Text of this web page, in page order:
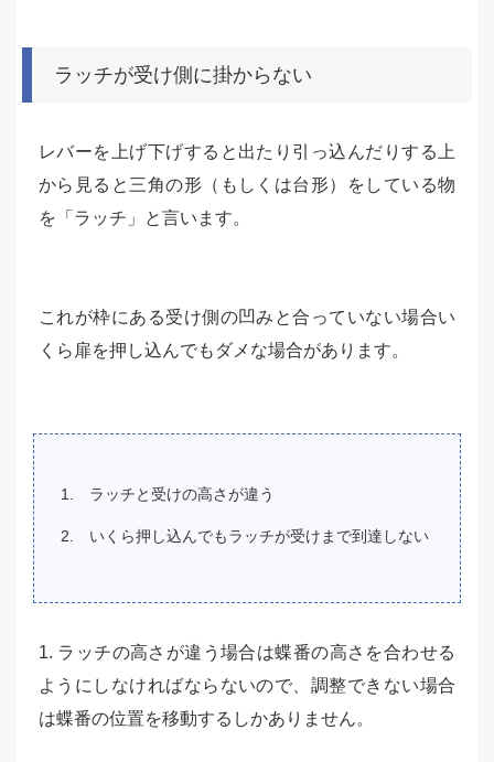
ラッチが受け側に掛からない
レバーを上げ下げすると出たり引っ込んだりする上
から見ると三角の形（もしくは台形）をしている物
を「ラッチ」と言います。
これが枠にある受け側の凹みと合っていない場合い
くら扉を押し込んでもダメな場合があります。
ラッチと受けの高さが違う
いくら押し込んでもラッチが受けまで到達しない
1. ラッチの高さが違う場合は蝶番の高さを合わせる
ようにしなければならないので、調整できない場合
は蝶番の位置を移動するしかありません。